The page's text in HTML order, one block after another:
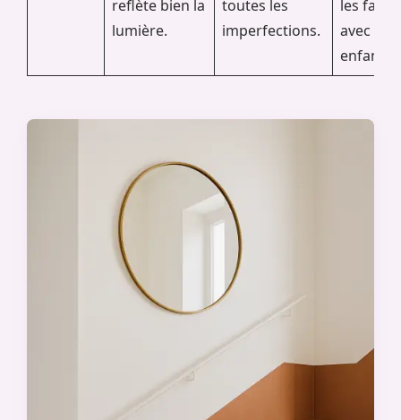
reflète bien la
lumière.
toutes les
imperfections.
les
avec
enfants.